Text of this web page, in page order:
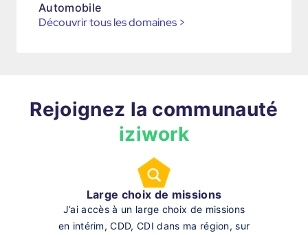
Automobile
Découvrir tous les domaines >
Rejoignez la communauté
iziwork
Large choix de missions
J’ai accès à un large choix de missions
en intérim, CDD, CDI dans ma région, sur